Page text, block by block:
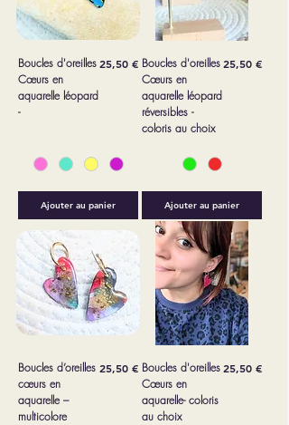
Boucles d'oreilles
Cœurs en
aquarelle léopard
-
Prix
25,50 €
Ajouter au panier
Boucles d'oreilles
Cœurs en
aquarelle léopard
réversibles -
coloris au choix
Prix
25,50 €
Ajouter au panier
Boucles d’oreilles
cœurs en
aquarelle –
multicolore
Prix
25,50 € Boucles d'oreilles
Cœurs en
aquarelle- coloris
au choix
Prix
25,50 €